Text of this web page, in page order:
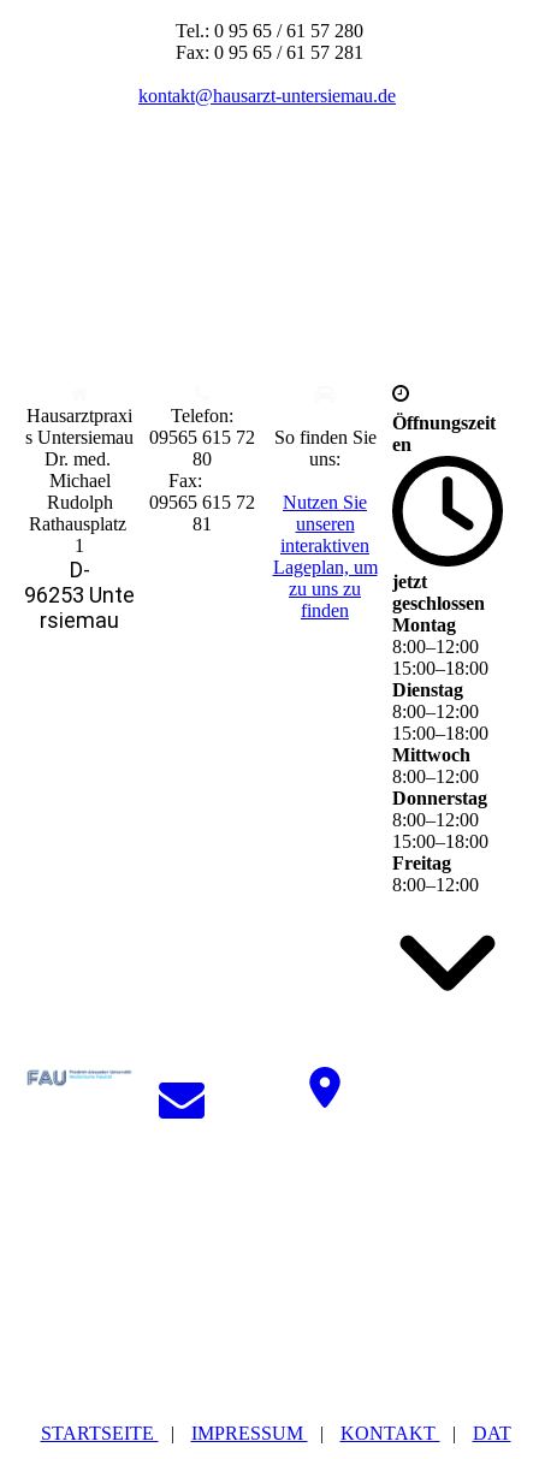
Tel.: 0 95 65 / 61 57 280
Fax: 0 95 65 / 61 57 281
kontakt@hausarzt-untersiemau.de
Hausarztpraxi
s Untersiemau
Dr. med.
Michael
Rudolph
Rathausplatz
1
D-
96253 Unte
rsiemau
Telefon:
09565 615 72
80
Fax:
09565 615 72
81
So finden Sie
uns:
Nutzen Sie
unseren
interaktiven
La­ge­plan, um
zu uns zu
finden
Öffnungszeit
en
jetzt
geschlossen
Montag
8:00–12:00
15:00–18:00
Dienstag
8:00–12:00
15:00–18:00
Mittwoch
8:00–12:00
Donnerstag
8:00–12:00
15:00–18:00
Freitag
8:00–12:00
STARTSEITE IMPRESSUM KONTAKT DAT